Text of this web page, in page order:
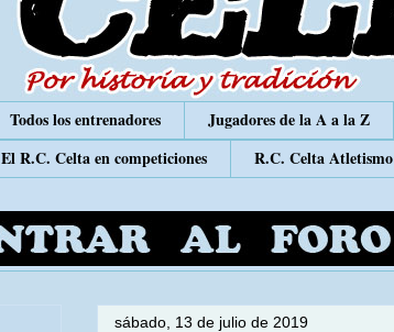
Todos los entrenadores Jugadores de la A a la Z
El R.C. Celta en competiciones R.C. Celta Atletismo
sábado, 13 de julio de 2019